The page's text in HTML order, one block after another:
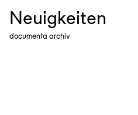
Neuigkeiten
documenta archiv